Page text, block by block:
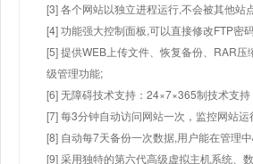
[3] 各个网站以独立进程运行,不会被其他
[4] 功能强大控制面板,可以直接修改FTP密
[5] 提供WEB上传文件、恢复备份、RAR
级管理功能;
[6] 无障碍技术支持：24×7×365制技术支持
[7] 每3分钟自动访问网站一次，监控网站运
[8] 自动每7天备份一次数据,用户能在管理
[9] 采用独特的第六代高级虚拟主机系统、